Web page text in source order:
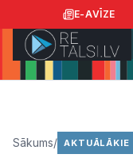
E-AVĪZE
Sākums/ AKTUĀLĀKIE